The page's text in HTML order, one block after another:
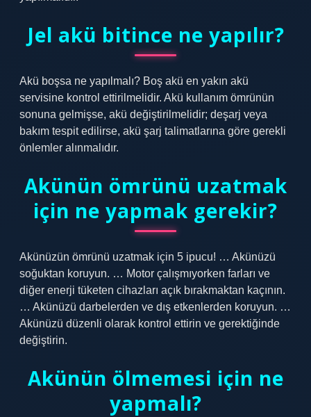
Jel akü bitince ne yapılır?
Akü boşsa ne yapılmalı? Boş akü en yakın akü
servisine kontrol ettirilmelidir. Akü kullanım ömrünün
sonuna gelmişse, akü değiştirilmelidir; deşarj veya
bakım tespit edilirse, akü şarj talimatlarına göre gerekli
önlemler alınmalıdır.
Akünün ömrünü uzatmak
için ne yapmak gerekir?
Akünüzün ömrünü uzatmak için 5 ipucu! … Akünüzü
soğuktan koruyun. … Motor çalışmıyorken farları ve
diğer enerji tüketen cihazları açık bırakmaktan kaçının.
… Akünüzü darbelerden ve dış etkenlerden koruyun. …
Akünüzü düzenli olarak kontrol ettirin ve gerektiğinde
değiştirin.
Akünün ölmemesi için ne
yapmalı?